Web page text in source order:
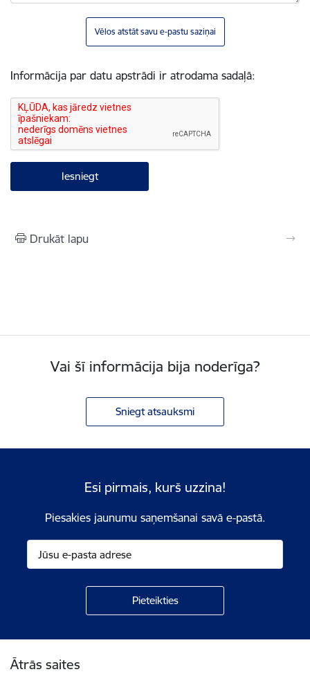
Vēlos atstāt savu e-pastu saziņai
Informācija par datu apstrādi ir atrodama sadaļā:
Drukāt lapu
Vai šī informācija bija noderīga?
Sniegt atsauksmi
Esi pirmais, kurš uzzina!
Piesakies jaunumu saņemšanai savā e-pastā.
Ātrās saites